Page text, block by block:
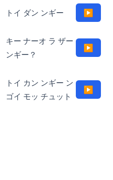
トイ ダン ンギー ▶
キー ナーオ ラ ザー
ンギー？
▶
トイ カン ンギー ン
ゴイ モッ チュット
▶